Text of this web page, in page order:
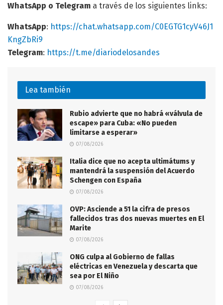
WhatsApp o Telegram a través de los siguientes links:
WhatsApp: https://chat.whatsapp.com/C0EGTG1cyV46J1
KngZbRi9
Telegram: https://t.me/diariodelosandes
Lea también
Rubio advierte que no habrá «válvula de
escape» para Cuba: «No pueden
limitarse a esperar»
07/08/2026
Italia dice que no acepta ultimátums y
mantendrá la suspensión del Acuerdo
Schengen con España
07/08/2026
OVP: Asciende a 51 la cifra de presos
fallecidos tras dos nuevas muertes en El
Marite
07/08/2026
ONG culpa al Gobierno de fallas
eléctricas en Venezuela y descarta que
sea por El Niño
07/08/2026